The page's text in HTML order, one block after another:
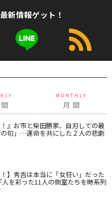
新情報ゲット！
MONTHLY
月 間
！』お市と柴田勝家、自刃しての最
句」…運命を共にした２人の悲劇
！】秀吉は本当に「女狂い」だった
人を彩った11人の側室たちを時系列